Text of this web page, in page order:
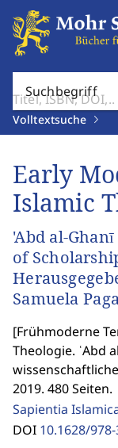
Suchbegriff
Volltextsuche
Early
Islamic
'Abd al-
of
Samuela
[Frühmoderne
Theologie. ʿAbd
2019. 480 Seiten.
Sapientia
DOI 10.1628/